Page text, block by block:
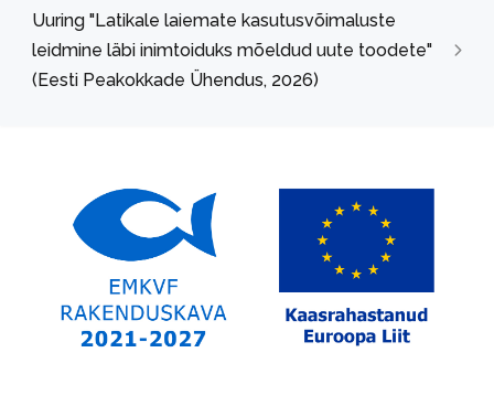
Uuring "Latikale laiemate kasutusvõimaluste
leidmine läbi inimtoiduks mõeldud uute toodete"
(Eesti Peakokkade Ühendus, 2026)